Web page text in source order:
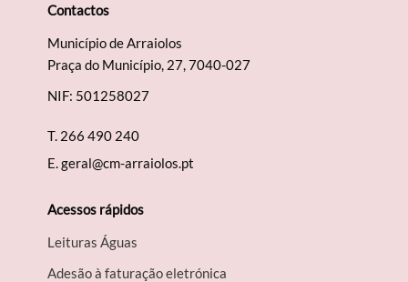
Contactos
Município de Arraiolos
Praça do Município, 27, 7040-027
NIF: 501258027
T. 266 490 240
E.geral@cm-arraiolos.pt
Acessos rápidos
Leituras Águas
Adesão à faturação eletrónica